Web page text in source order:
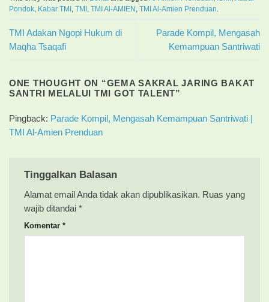
Pondok Kabar TMI TMI TMI Al-AMIEN TMI Al-Amien Prenduan
TMI Adakan Ngopi Hukum di
Maqha Tsaqafi
Parade Kompil, Mengasah
Kemampuan Santriwati
ONE THOUGHT ON “GEMA SAKRAL JARING BAKAT
SANTRI MELALUI TMI GOT TALENT”
Pingback: Parade Kompil, Mengasah Kemampuan Santriwati |
TMI Al-Amien Prenduan
Tinggalkan Balasan
Alamat email Anda tidak akan dipublikasikan. Ruas yang
wajib ditandai *
Komentar *